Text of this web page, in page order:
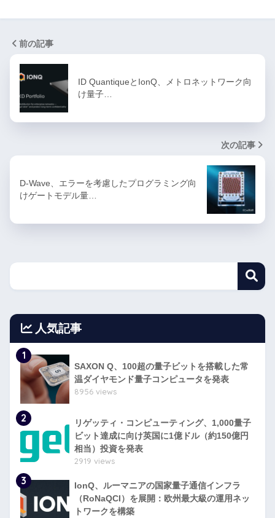
前の記事
ID QuantiqueとIonQ、メトロネットワーク向
け量子…
次の記事
D-Wave、エラーを考慮したプログラミング向
けゲートモデル量…
人気記事
1
SAXON Q、100超の量子ビットを搭載した常
温ダイヤモンド量子コンピュータを発表
8956 views
2
リゲッティ・コンピューティング、1,000量子
ビット達成に向け英国に1億ドル（約150億円
相当）投資を発表
2919 views
3
IonQ、ルーマニアの国家量子通信インフラ
（RoNaQCI）を展開：欧州最大級の運用ネッ
トワークを構築